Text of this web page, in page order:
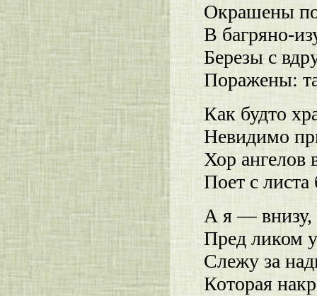
Окрашены
В багряно-
Березы с
Поражены:
Как будто
Невидимо
Хор ангелов
Поет с
А я — внизу,
Пред ликом
Слежу за
Которая